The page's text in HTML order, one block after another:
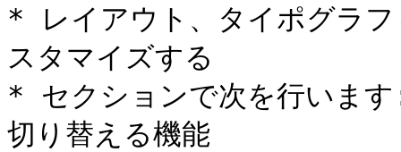
* レイアウト、タイポグラフ
スタマイズする
* セクションで次を行いま
切り替える機能